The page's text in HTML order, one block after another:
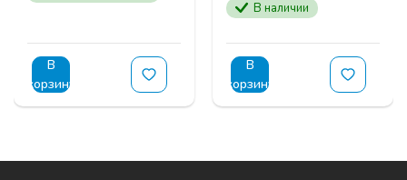
В
корзину
В наличии
В
корзину